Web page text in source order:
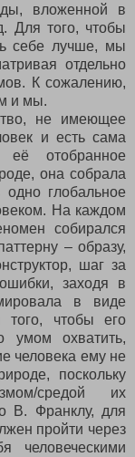
вложенной в
Для того, чтобы
себе лучше, мы
отдельно
К сожалению,
и мы.
не имеющее
и есть сама
её отобранное
она собрала
глобальное
На каждом
собирался
– образу,
шаг за
заходя в
в виде
того, чтобы его
умом охватить,
человека ему не
поскольку
средой их
В. Франклу, для
пройти через